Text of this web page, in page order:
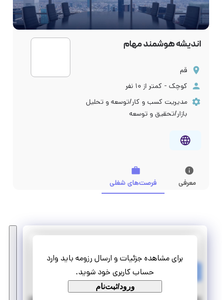
اندیشه هوشمند مهام
قم
کوچک - کمتر از ۱۰ نفر
مدیریت کسب و کار/توسعه و تحلیل
بازار/تحقیق و توسعه
معرفی فرصت‌های شغلی
برای مشاهده جزئیات و ارسال رزومه باید وارد
حساب کاربری خود شوید.
ورود/ثبت‌نام
پاره وقت کارآموزی منجر ‌به استخدام